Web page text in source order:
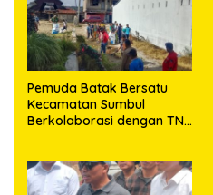
Pemuda Batak Bersatu
Kecamatan Sumbul
Berkolaborasi dengan TNI
023/KS dan HUT Ke-81
Kemerdekaan RI